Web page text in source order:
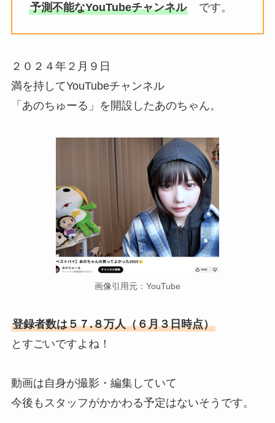
予測不能なYouTubeチャンネルです。
２０２４年２月９日
満を持してYouTubeチャンネル
「あのちゅーる」を開設したあのちゃん。
画像引用元：YouTube
登録者数は５７.８万人（６月３日時点）
とすごいですよね！
動画は自身が撮影・編集していて
今後もスタッフがかかわる予定はないそうです。